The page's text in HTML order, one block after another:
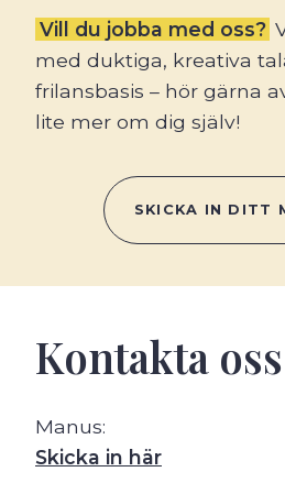
Vill du jobba med oss?
med duktiga, kreativa
frilansbasis – hör gärna
lite mer om dig själv!
SKICKA IN DITT
Kontakta oss
Manus:
Skicka in här